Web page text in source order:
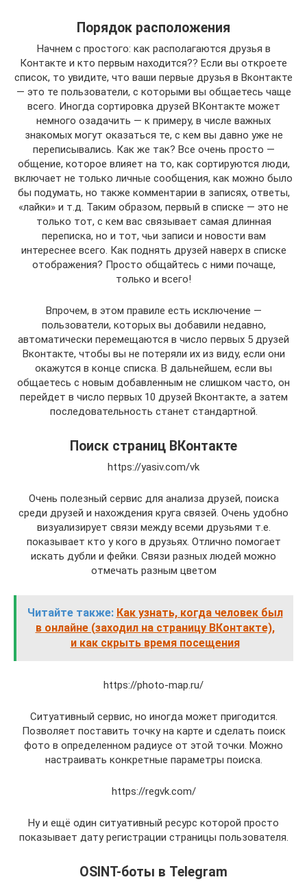
Порядок расположения
Начнем с простого: как располагаются друзья в
Контакте и кто первым находится?? Если вы откроете
список, то увидите, что ваши первые друзья в Вконтакте
— это те пользователи, с которыми вы общаетесь чаще
всего. Иногда сортировка друзей ВКонтакте может
немного озадачить — к примеру, в числе важных
знакомых могут оказаться те, с кем вы давно уже не
переписывались. Как же так? Все очень просто —
общение, которое влияет на то, как сортируются люди,
включает не только личные сообщения, как можно было
бы подумать, но также комментарии в записях, ответы,
«лайки» и т.д. Таким образом, первый в списке — это не
только тот, с кем вас связывает самая длинная
переписка, но и тот, чьи записи и новости вам
интереснее всего. Как поднять друзей наверх в списке
отображения? Просто общайтесь с ними почаще,
только и всего!
Впрочем, в этом правиле есть исключение —
пользователи, которых вы добавили недавно,
автоматически перемещаются в число первых 5 друзей
Вконтакте, чтобы вы не потеряли их из виду, если они
окажутся в конце списка. В дальнейшем, если вы
общаетесь с новым добавленным не слишком часто, он
перейдет в число первых 10 друзей Вконтакте, а затем
последовательность станет стандартной.
Поиск страниц ВКонтакте
https://yasiv.com/vk
Очень полезный сервис для анализа друзей, поиска
среди друзей и нахождения круга связей. Очень удобно
визуализирует связи между всеми друзьями т.е.
показывает кто у кого в друзьях. Отлично помогает
искать дубли и фейки. Связи разных людей можно
отмечать разным цветом
Читайте также: Как узнать, когда человек был
в онлайне (заходил на страницу ВКонтакте),
и как скрыть время посещения
https://photo-map.ru/
Ситуативный сервис, но иногда может пригодится.
Позволяет поставить точку на карте и сделать поиск
фото в определенном радиусе от этой точки. Можно
настраивать конкретные параметры поиска.
https://regvk.com/
Ну и ещё один ситуативный ресурс которой просто
показывает дату регистрации страницы пользователя.
OSINT-боты в Telegram